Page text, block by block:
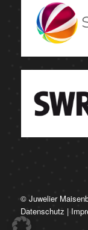
© Juwelier
Datenschutz |